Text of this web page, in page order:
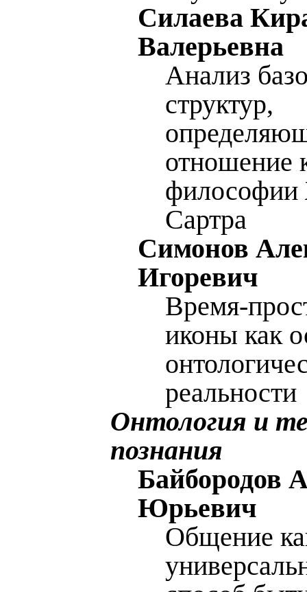
Силаева
Валерьевна
Анализ
структур,
отношение
Сартра
Симонов
Игоревич
Время-
иконы как
реальности
Онтология и
познания
Байбородов
Юрьевич
Общение